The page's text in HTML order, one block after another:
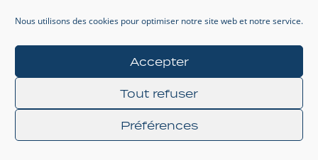
Nous utilisons des cookies pour optimiser notre site web et notre service.
Accepter
Tout refuser
Préférences
© 2024 MONTPENSIER ARBEVEL